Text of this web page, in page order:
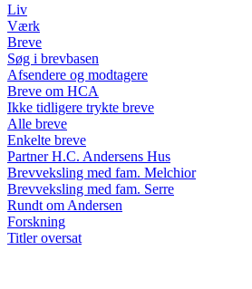
Liv
Værk
Breve
Søg i brevbasen
Afsendere og modtagere
Breve om HCA
Ikke tidligere trykte breve
Alle breve
Enkelte breve
Partner H.C. Andersens Hus
Brevveksling med fam. Melchior
Brevveksling med fam. Serre
Rundt om Andersen
Forskning
Titler oversat